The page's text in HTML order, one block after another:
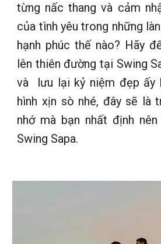
từng nấc thang và cảm
của tình yêu trong những
hạnh phúc thế nào? Hãy
lên thiên đường tại Swing
và lưu lại kỷ niệm đẹp ấy
hình xịn sò nhé, đây sẽ là
nhớ mà bạn nhất định
Swing Sapa.